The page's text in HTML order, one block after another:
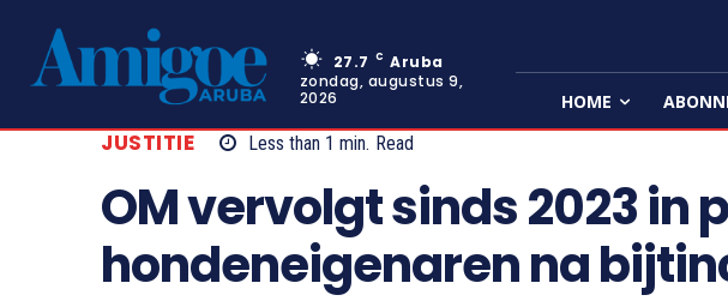
27.7 C Aruba
zondag, augustus 9,
2026
HOME
JUSTITIE Less than 1 min. Read
OM vervolgt sinds 2023 in
hondeneigenaren na